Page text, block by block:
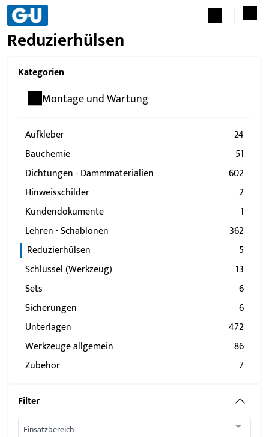
Reduzierhülsen
Kategorien
Montage und Wartung
Aufkleber
24
Bauchemie
51
Dichtungen - Dämmmaterialien
602
Hinweisschilder
2
Kundendokumente
1
Lehren - Schablonen
362
Reduzierhülsen
5
Schlüssel (Werkzeug)
13
Sets
6
Sicherungen
6
Unterlagen
472
Werkzeuge allgemein
86
Zubehör
7
Filter
Einsatzbereich